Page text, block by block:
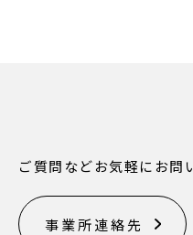
ご質問などお気軽にお問
事業所連絡先